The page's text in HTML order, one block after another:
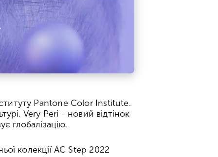
Pantone Color Institute.
Very Peri - новий відтінок
глобалізацію.
колекції AC Step 2022